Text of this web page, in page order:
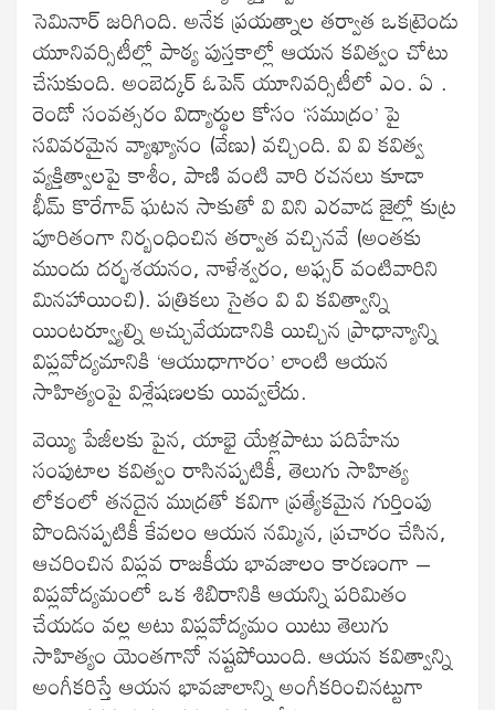
సెమినార్ జరిగింది. అనేక ప్రయత్నాల తర్వాత ఒకట్రెండు
యూనివర్సిటీల్లో పాఠ్య పుస్తకాల్లో ఆయన కవిత్వం చోటు
చేసుకుంది. అంబెద్కర్ ఓపెన్ యూనివర్సిటీలో ఎం. ఏ .
రెండో సంవత్సరం విద్యార్థుల కోసం ‘సముద్రం’ పై
సవివరమైన వ్యాఖ్యానం (వేణు) వచ్చింది. వి వి కవిత్వ
వ్యక్తిత్వాలపై కాశీం, పాణి వంటి వారి రచనలు కూడా
భీమ్ కొరేగావ్ ఘటన సాకుతో వి విని ఎరవాడ జైల్లో కుట్ర
పూరితంగా నిర్బంధించిన తర్వాత వచ్చినవే (అంతకు
ముందు దర్భశయనం, నాళేశ్వరం, అఫ్సర్ వంటివారిని
మినహాయించి). పత్రికలు సైతం వి వి కవిత్వాన్ని
యింటర్వ్యూల్ని అచ్చువేయడానికి యిచ్చిన ప్రాధాన్యాన్ని
విప్లవోద్యమానికి ‘ఆయుధాగారం’ లాంటి ఆయన
సాహిత్యంపై విశ్లేషణలకు యివ్వలేదు.
వెయ్యి పేజీలకు పైన, యాభై యేళ్లపాటు పదిహేను
సంపుటాల కవిత్వం రాసినప్పటికీ, తెలుగు సాహిత్య
లోకంలో తనదైన ముద్రతో కవిగా ప్రత్యేకమైన గుర్తింపు
పొందినప్పటికీ కేవలం ఆయన నమ్మిన, ప్రచారం చేసిన,
ఆచరించిన విప్లవ రాజకీయ భావజాలం కారణంగా –
విప్లవోద్యమంలో ఒక శిబిరానికి ఆయన్ని పరిమితం
చేయడం వల్ల అటు విప్లవోద్యమం యిటు తెలుగు
సాహిత్యం యెంతగానో నష్టపోయింది. ఆయన కవిత్వాన్ని
అంగీకరిస్తే ఆయన భావజాలాన్ని అంగీకరించినట్టుగా